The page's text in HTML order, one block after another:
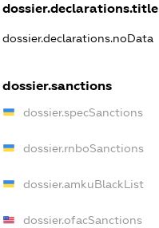
dossier.declarations.title
dossier.declarations.noData
dossier.sanctions
dossier.specSanctions
dossier.rnboSanctions
dossier.amkuBlackList
dossier.ofacSanctions